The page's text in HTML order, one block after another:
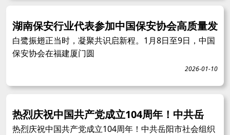
湖南保安行业代表参加中国保安协会高质量发
白鹭振翅正当时，凝聚共识启新程。1月8日至9日，中国
保安协会在福建厦门圆
2026-01-10
热烈庆祝中国共产党成立104周年！中共岳
热烈庆祝中国共产党成立104周年！中共岳阳市社会组织